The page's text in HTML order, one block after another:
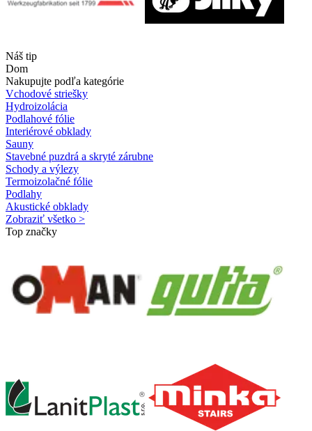
Náš tip
Dom
Nakupujte podľa kategórie
Vchodové striešky
Hydroizolácia
Podlahové fólie
Interiérové obklady
Sauny
Stavebné puzdrá a skryté zárubne
Schody a výlezy
Termoizolačné fólie
Podlahy
Akustické obklady
Zobraziť všetko >
Top značky